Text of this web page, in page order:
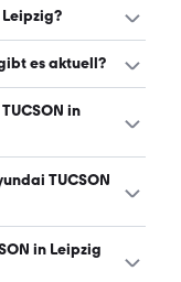
in Leipzig liegt
es aktuell?
bei mobile.de,
(Stand:
in
zwischen
TUCSON
7.8.2026)
in Leipzig